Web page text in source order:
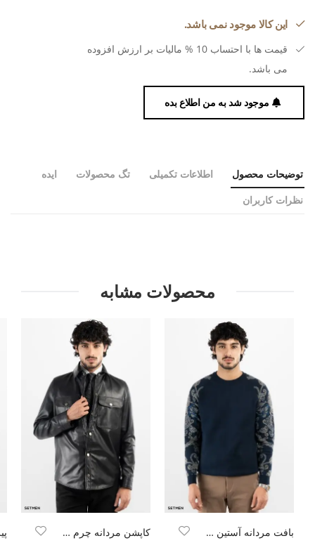
این کالا موجود نمی باشد.
قیمت ها با احتساب 10 % مالیات بر ارزش افزوده
می باشد.
موجود شد به من اطلاع بده
توضیحات محصول اطلاعات تکمیلی تگ محصولات ایده
نظرات کاربران
محصولات مشابه
بافت مردانه آستین طرح دار کاپشن مردانه چرم طبیعی